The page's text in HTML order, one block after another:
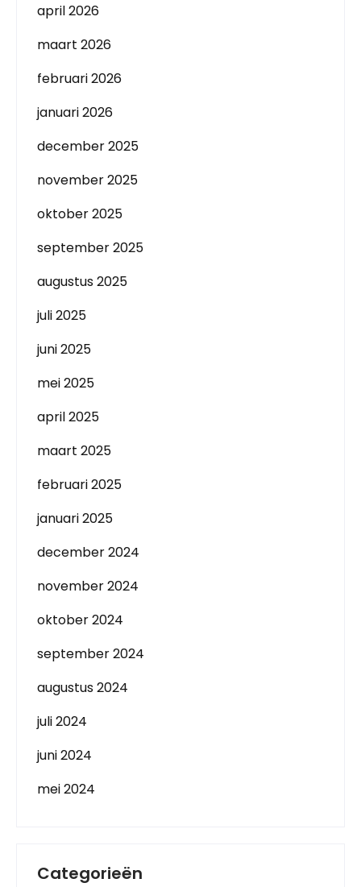
april 2026
maart 2026
februari 2026
januari 2026
december 2025
november 2025
oktober 2025
september 2025
augustus 2025
juli 2025
juni 2025
mei 2025
april 2025
maart 2025
februari 2025
januari 2025
december 2024
november 2024
oktober 2024
september 2024
augustus 2024
juli 2024
juni 2024
mei 2024
Categorieën